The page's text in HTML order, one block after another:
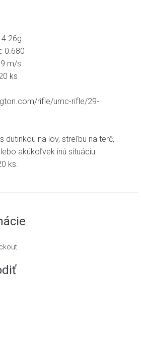
0.680
m/s
ks
rifle/umc-rifle/29-
dutinkou na lov, streľbu na terč,
akúkoľvek inú situáciu.
ks.